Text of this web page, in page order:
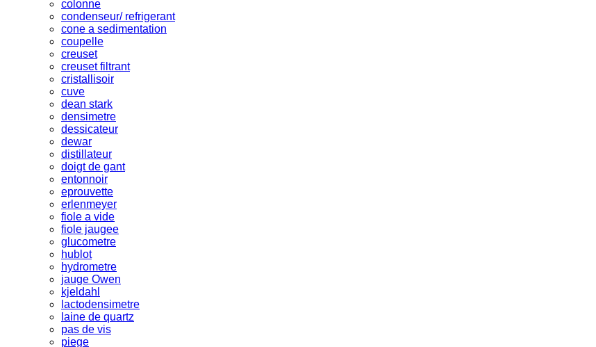
colonne
condenseur/ refrigerant
cone a sedimentation
coupelle
creuset
creuset filtrant
cristallisoir
cuve
dean stark
densimetre
dessicateur
dewar
distillateur
doigt de gant
entonnoir
eprouvette
erlenmeyer
fiole a vide
fiole jaugee
glucometre
hublot
hydrometre
jauge Owen
kjeldahl
lactodensimetre
laine de quartz
pas de vis
piege